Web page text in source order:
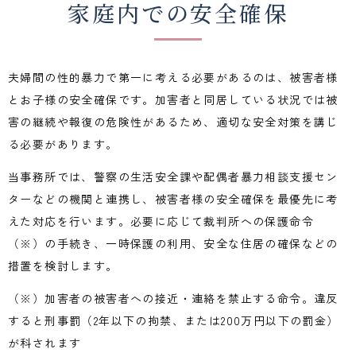
家庭内での安全確保
夫婦間の性的暴力で第一に考える必要があるのは、被害者様
とお子様の安全確保です。加害者と同居している状況では被
害の継続や報復の危険性があるため、適切な安全対策を講じ
る必要があります。
当事務所では、警察の生活安全課や配偶者暴力相談支援セン
ターなどの機関と連携し、被害者様の安全確保を最優先に考
えた対応を行います。必要に応じて裁判所への保護命令
（※）の手続き、一時保護の利用、安全な住居の確保などの
措置を検討します。
（※）加害者の被害者への接近・連絡を禁止する命令。違反
すると刑事罰（2年以下の拘禁、または200万円以下の罰金）
が科されます